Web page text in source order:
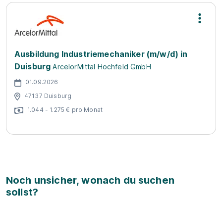
Ausbildung Industriemechaniker (m/w/d) in
Duisburg ArcelorMittal Hochfeld GmbH
01.09.2026
47137 Duisburg
1.044 - 1.275 € pro Monat
Noch unsicher, wonach du suchen
sollst?